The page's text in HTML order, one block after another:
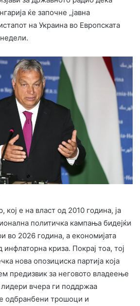
ќе започне „јавна
на Украина во Европската
кој е на власт од 2010 година, ја
политичка кампања бидејќи
во 2026 година, а економијата
инфлаторна криза. Покрај тоа, тој
нова опозициска партија која
предизвик за неговото владеење
вчера ги поддржаа
одбранбени трошоци и